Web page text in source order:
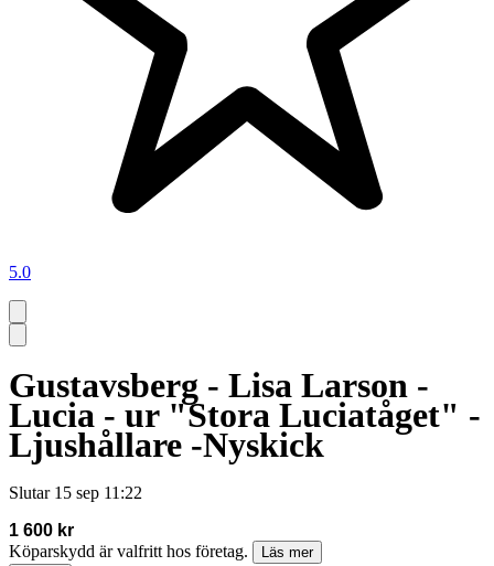
5.0
Gustavsberg - Lisa Larson -
Lucia - ur "Stora Luciatåget" -
Ljushållare -Nyskick
Slutar 15 sep 11:22
1 600 kr
Köparskydd är valfritt hos företag.
Läs mer